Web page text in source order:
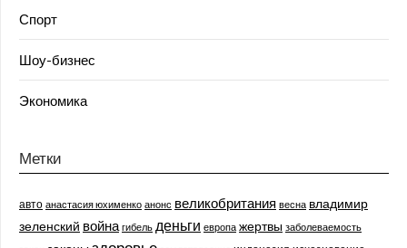
Спорт
Шоу-бизнес
Экономика
Метки
авто анастасия юхименко анонс великобритания весна владимир
зеленский война гибель деньги европа жертвы заболеваемость